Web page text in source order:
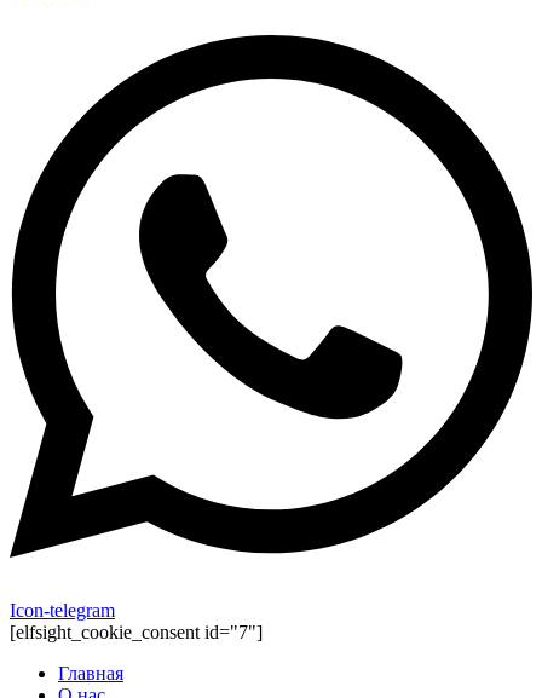
Icon-telegram
[elfsight_cookie_consent id="7"]
Главная